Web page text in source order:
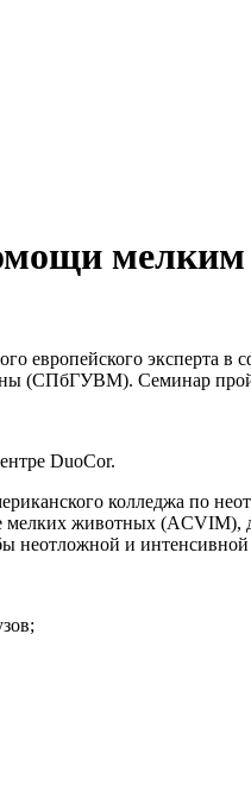
европейского
(СПбГУВМ). Семинар
DuoCor.
колледжа по
животных
неотложной и